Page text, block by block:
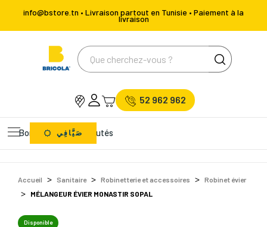
info@bstore.tn • Livraison partout en Tunisie • Paiement à la
livraison
52 962 962
Bons Plans Nouveautés
صَيَّافِي
Accueil Sanitaire Robinetterie et accessoires
Robinet évier
MÉLANGEUR ÉVIER MONASTIR SOPAL
Disponible